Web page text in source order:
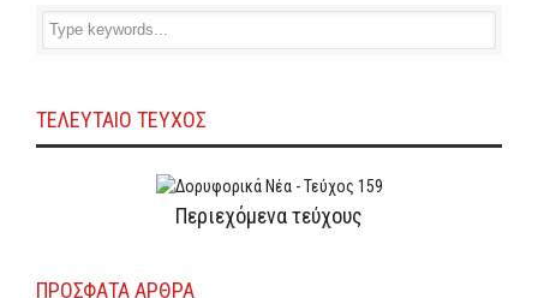
ΤΕΛΕΥΤΑΙΟ ΤΕΥΧΟΣ
Περιεχόμενα τεύχους
ΠΡΌΣΦΑΤΑ ΆΡΘΡΑ